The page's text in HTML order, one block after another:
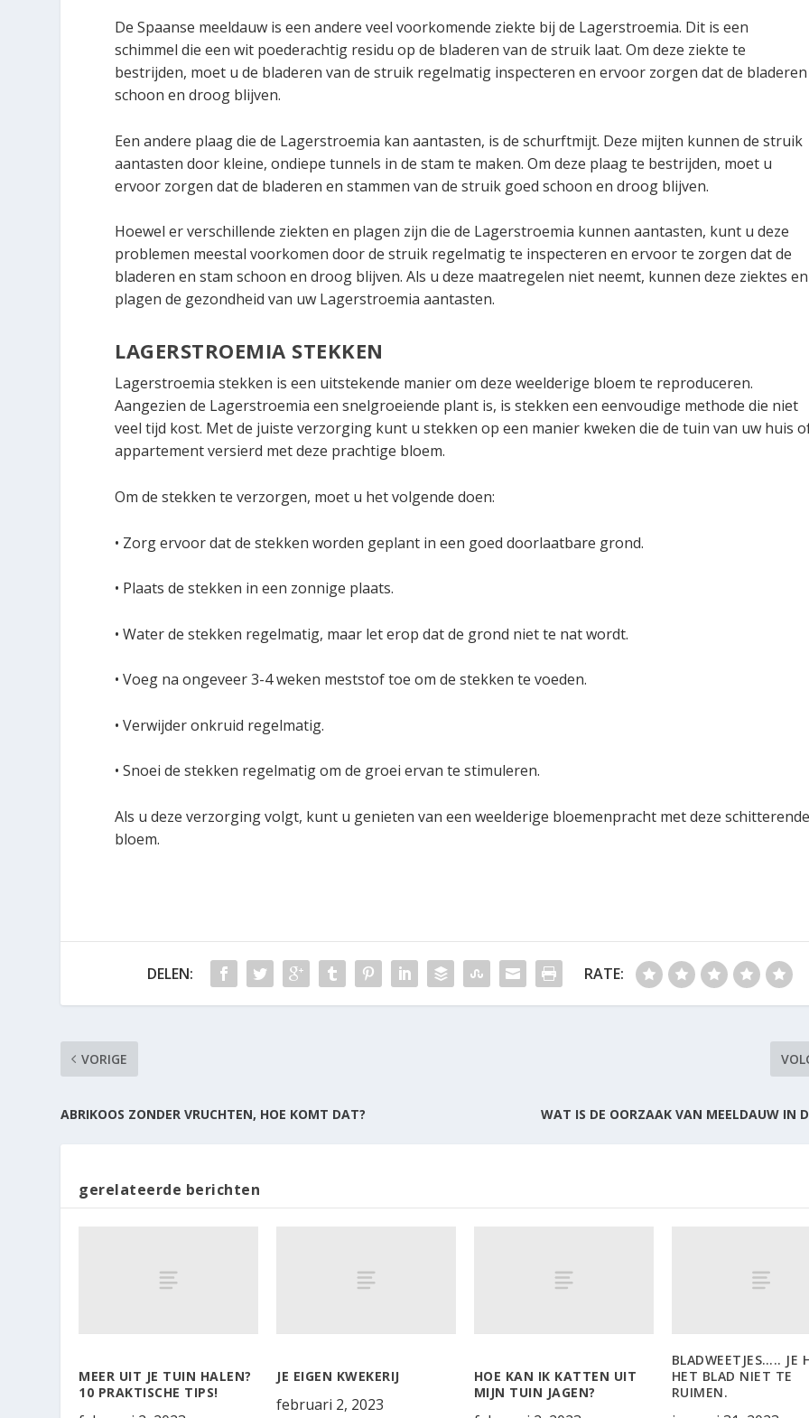
De Spaanse meeldauw is een andere veel voorkomende ziekte bij de Lagerstroemia. Dit is een
schimmel die een wit poederachtig residu op de bladeren van de struik laat. Om deze ziekte te
bestrijden, moet u de bladeren van de struik regelmatig inspecteren en ervoor zorgen dat de bladeren
schoon en droog blijven.
Een andere plaag die de Lagerstroemia kan aantasten, is de schurftmijt. Deze mijten kunnen de struik
aantasten door kleine, ondiepe tunnels in de stam te maken. Om deze plaag te bestrijden, moet u
ervoor zorgen dat de bladeren en stammen van de struik goed schoon en droog blijven.
Hoewel er verschillende ziekten en plagen zijn die de Lagerstroemia kunnen aantasten, kunt u deze
problemen meestal voorkomen door de struik regelmatig te inspecteren en ervoor te zorgen dat de
bladeren en stam schoon en droog blijven. Als u deze maatregelen niet neemt, kunnen deze ziektes en
plagen de gezondheid van uw Lagerstroemia aantasten.
LAGERSTROEMIA STEKKEN
Lagerstroemia stekken is een uitstekende manier om deze weelderige bloem te reproduceren.
Aangezien de Lagerstroemia een snelgroeiende plant is, is stekken een eenvoudige methode die niet
veel tijd kost. Met de juiste verzorging kunt u stekken op een manier kweken die de tuin van uw huis
appartement versierd met deze prachtige bloem.
Om de stekken te verzorgen, moet u het volgende doen:
• Zorg ervoor dat de stekken worden geplant in een goed doorlaatbare grond.
• Plaats de stekken in een zonnige plaats.
• Water de stekken regelmatig, maar let erop dat de grond niet te nat wordt.
• Voeg na ongeveer 3-4 weken meststof toe om de stekken te voeden.
• Verwijder onkruid regelmatig.
• Snoei de stekken regelmatig om de groei ervan te stimuleren.
Als u deze verzorging volgt, kunt u genieten van een weelderige bloemenpracht met deze
bloem.
DELEN: RATE:
VORIGE
ABRIKOOS ZONDER VRUCHTEN, HOE KOMT DAT? WAT IS DE OORZAAK VAN MEELDAUW IN
gerelateerde berichten
MEER UIT JE TUIN HALEN?
10 PRAKTISCHE TIPS!
JE EIGEN KWEKERIJ
februari 2, 2023
HOE KAN IK KATTEN UIT
MIJN TUIN JAGEN?
BLADWEETJES….. JE
HET BLAD NIET TE
RUIMEN.